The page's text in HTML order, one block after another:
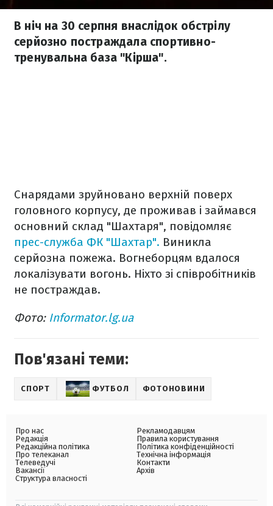
В ніч на 30 серпня внаслідок обстрілу
серйозно постраждала спортивно-
тренувальна база "Кірша".
Снарядами зруйновано верхній поверх
головного корпусу, де проживав і займався
основний склад "Шахтаря", повідомляє
прес-служба ФК "Шахтар". Виникла
серйозна пожежа. Вогнеборцям вдалося
локалізувати вогонь. Ніхто зі співробітників
не постраждав.
Фото: Іnformator.lg.ua
Пов'язані теми:
СПОРТ ФУТБОЛ ФОТОНОВИНИ
Про нас
Редакція
Редакційна політика
Про телеканал
Телеведучі
Вакансії
Структура власності
Рекламодавцям
Правила користування
Політика конфіденційності
Технічна інформація
Контакти
Архів